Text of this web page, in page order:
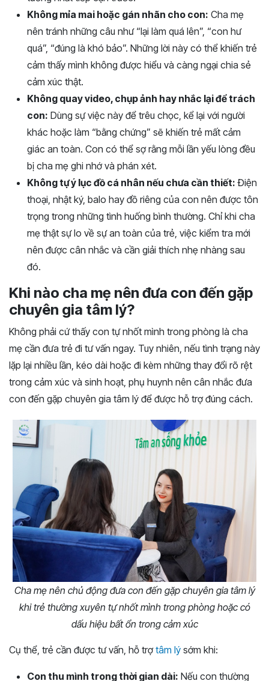
Không mỉa mai hoặc gán nhãn cho con: Cha mẹ
nên tránh những câu như “lại làm quá lên”, “con hư
quá”, “đúng là khó bảo”. Những lời này có thể khiến trẻ
cảm thấy mình không được hiểu và càng ngại chia sẻ
cảm xúc thật.
Không quay video, chụp ảnh hay nhắc lại để trách
con: Dùng sự việc này để trêu chọc, kể lại với người
khác hoặc làm “bằng chứng” sẽ khiến trẻ mất cảm
giác an toàn. Con có thể sợ rằng mỗi lần yếu lòng đều
bị cha mẹ ghi nhớ và phán xét.
Không tự ý lục đồ cá nhân nếu chưa cần thiết: Điện
thoại, nhật ký, balo hay đồ riêng của con nên được tôn
trọng trong những tình huống bình thường. Chỉ khi cha
mẹ thật sự lo về sự an toàn của trẻ, việc kiểm tra mới
nên được cân nhắc và cần giải thích nhẹ nhàng sau
đó.
Khi nào cha mẹ nên đưa con đến gặp
chuyên gia tâm lý?
Không phải cứ thấy con tự nhốt mình trong phòng là cha
mẹ cần đưa trẻ đi tư vấn ngay. Tuy nhiên, nếu tình trạng này
lặp lại nhiều lần, kéo dài hoặc đi kèm những thay đổi rõ rệt
trong cảm xúc và sinh hoạt, phụ huynh nên cân nhắc đưa
con đến gặp chuyên gia tâm lý để được hỗ trợ đúng cách.
Cha mẹ nên chủ động đưa con đến gặp chuyên gia tâm lý
khi trẻ thường xuyên tự nhốt mình trong phòng hoặc có
dấu hiệu bất ổn trong cảm xúc
Cụ thể, trẻ cần được tư vấn, hỗ trợtâm lý sớm khi:
Con thu mình trong thời gian dài: Nếu con thường